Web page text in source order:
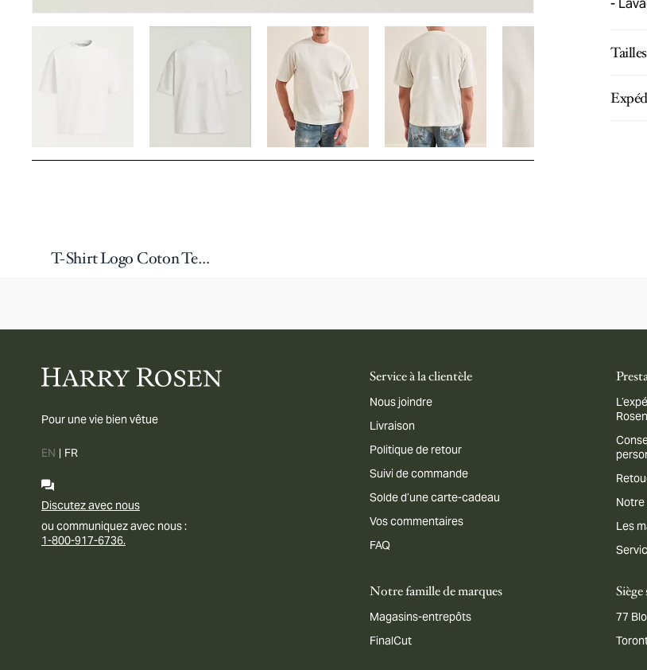
T-Shirt Logo Coton Teint En Pièce
Pour une vie bien vêtue
EN | FR
Discutez avec nous
ou communiquez avec nous :
1-800-917-6736.
Service à la clientèle
Nous joindre
Livraison
Politique de retour
Suivi de commande
Solde d’une carte-cadeau
Vos commentaires
FAQ
Rosen
Notre
Les
Notre famille de marques
Magasins-entrepôts
FinalCut
77